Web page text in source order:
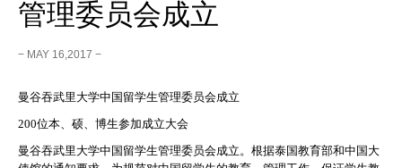
管理委员会成立
− MAY 16,2017 −
曼谷吞武里大学中国留学生管理委员会成立
200位本、硕、博生参加成立大会
曼谷吞武里大学中国留学生管理委员会成立。根据泰国教育部和中国大